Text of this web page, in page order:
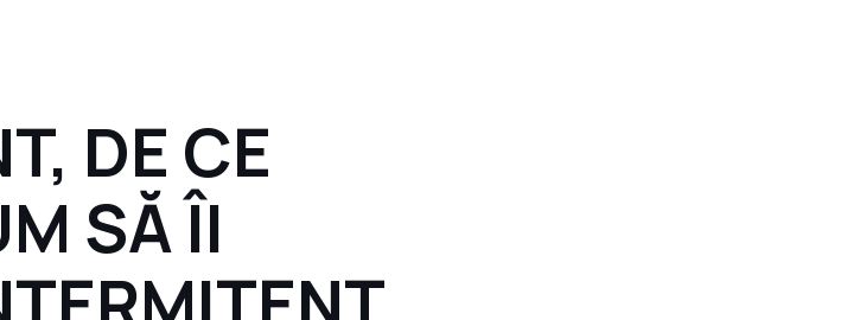
DE CE
SĂ ÎI